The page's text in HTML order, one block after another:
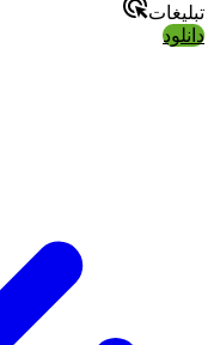
تبلیغات
دانلود